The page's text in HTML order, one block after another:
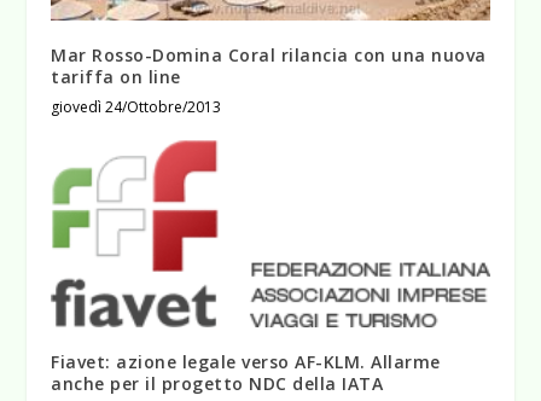
Mar Rosso-Domina Coral rilancia con una nuova
tariffa on line
giovedì 24/Ottobre/2013
Fiavet: azione legale verso AF-KLM. Allarme
anche per il progetto NDC della IATA